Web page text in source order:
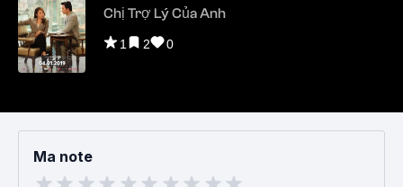
Chị Trợ Lý Của Anh
1 2 0
Ma note